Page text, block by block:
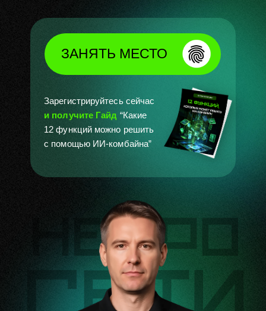
Зарегистрируйтесь сейчас
и получите Гайд “Какие
12 функций можно решить
с помощью ИИ-комбайна”
ЗАНЯТЬ МЕСТО